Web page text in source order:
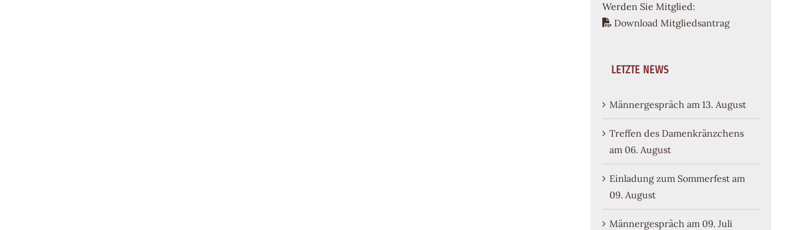
Werden Sie Mitglied:
Download Mitgliedsantrag
LETZTE NEWS
Männergespräch am 13. August
Treffen des Damenkränzchens
am 06. August
Einladung zum Sommerfest am
09. August
Männergespräch am 09. Juli